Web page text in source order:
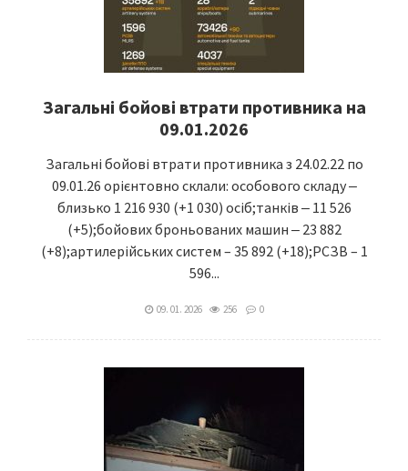
Загальні бойові втрати противника на
09.01.2026
Загальні бойові втрати противника з 24.02.22 по
09.01.26 орієнтовно склали: особового складу ‒
близько 1 216 930 (+1 030) осіб;танків ‒ 11 526
(+5);бойових броньованих машин ‒ 23 882
(+8);артилерійських систем – 35 892 (+18);РСЗВ – 1
596...
09. 01. 2026 256 0